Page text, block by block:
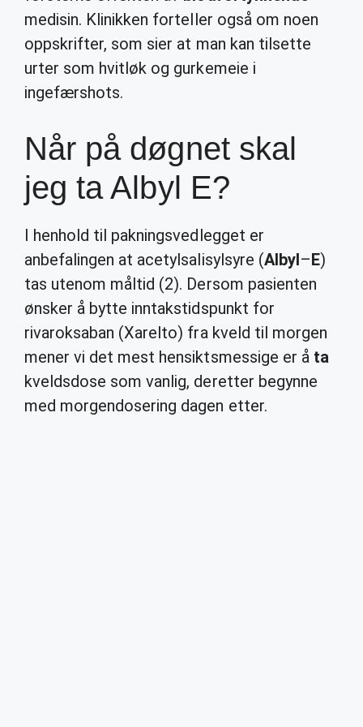
medisin. Klinikken forteller også om noen
oppskrifter, som sier at man kan tilsette
urter som hvitløk og gurkemeie i
ingefærshots.
Når på døgnet skal
jeg ta Albyl E?
I henhold til pakningsvedlegget er
anbefalingen at acetylsalisylsyre (Albyl–E)
tas utenom måltid (2). Dersom pasienten
ønsker å bytte inntakstidspunkt for
rivaroksaban (Xarelto) fra kveld til morgen
mener vi det mest hensiktsmessige er å ta
kveldsdose som vanlig, deretter begynne
med morgendosering dagen etter.